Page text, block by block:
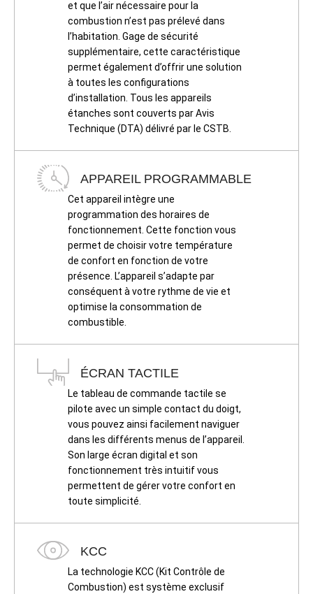
et que l’air nécessaire pour la
combustion n’est pas prélevé dans
l’habitation. Gage de sécurité
supplémentaire, cette caractéristique
permet également d’offrir une solution
à toutes les configurations
d’installation. Tous les appareils
étanches sont couverts par Avis
Technique (DTA) délivré par le CSTB.
APPAREIL PROGRAMMABLE
Cet appareil intègre une
programmation des horaires de
fonctionnement. Cette fonction vous
permet de choisir votre température
de confort en fonction de votre
présence. L’appareil s’adapte par
conséquent à votre rythme de vie et
optimise la consommation de
combustible.
ÉCRAN TACTILE
Le tableau de commande tactile se
pilote avec un simple contact du doigt,
vous pouvez ainsi facilement naviguer
dans les différents menus de l’appareil.
Son large écran digital et son
fonctionnement très intuitif vous
permettent de gérer votre confort en
toute simplicité.
KCC
La technologie KCC (Kit Contrôle de
Combustion) est système exclusif